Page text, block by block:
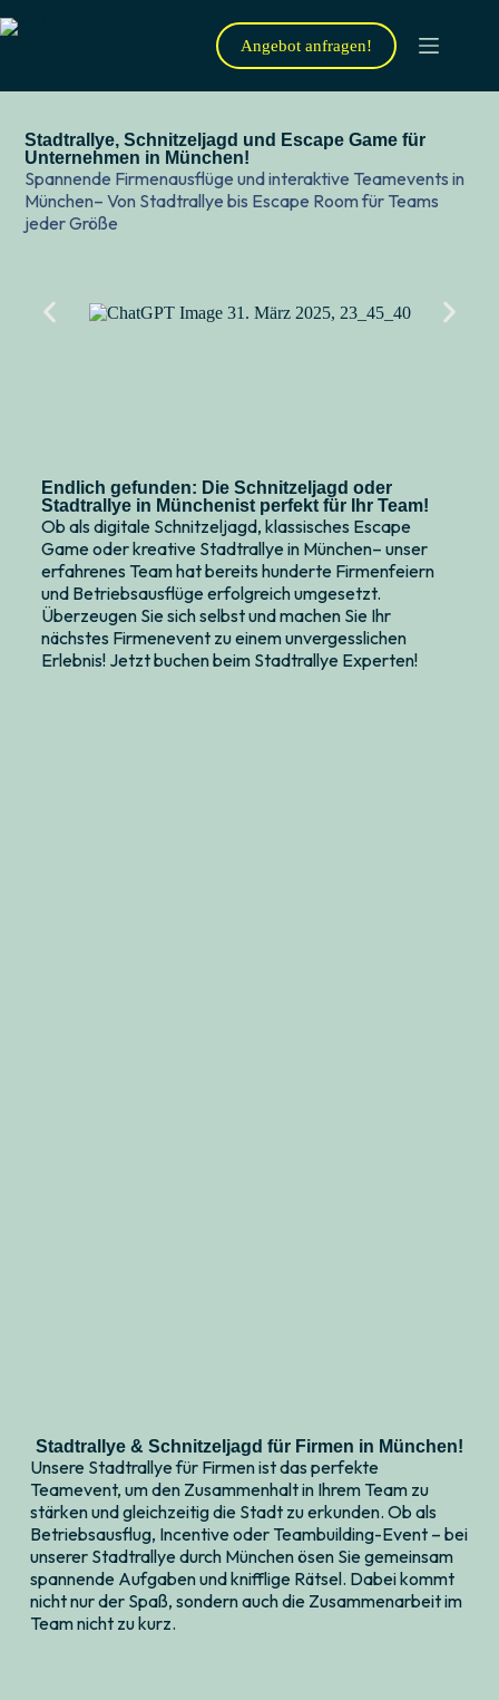
Angebot anfragen!
Stadtrallye, Schnitzeljagd und Escape Game für
Unternehmen in München!
Spannende Firmenausflüge und interaktive Teamevents in
München– Von Stadtrallye bis Escape Room für Teams
jeder Größe
Endlich gefunden: Die Schnitzeljagd oder
Stadtrallye in Münchenist perfekt für Ihr Team!
Ob als digitale Schnitzeljagd, klassisches Escape
Game oder kreative Stadtrallye in München– unser
erfahrenes Team hat bereits hunderte Firmenfeiern
und Betriebsausflüge erfolgreich umgesetzt.
Überzeugen Sie sich selbst und machen Sie Ihr
nächstes Firmenevent zu einem unvergesslichen
Erlebnis! Jetzt buchen beim Stadtrallye Experten!
Stadtrallye & Schnitzeljagd für Firmen in München!
Unsere Stadtrallye für Firmen ist das perfekte
Teamevent, um den Zusammenhalt in Ihrem Team zu
stärken und gleichzeitig die Stadt zu erkunden. Ob als
Betriebsausflug, Incentive oder Teambuilding-Event – bei
unserer Stadtrallye durch München ösen Sie gemeinsam
spannende Aufgaben und knifflige Rätsel. Dabei kommt
nicht nur der Spaß, sondern auch die Zusammenarbeit im
Team nicht zu kurz.